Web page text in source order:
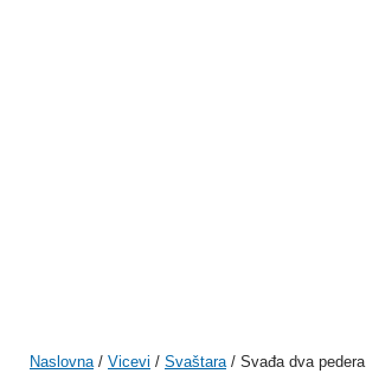
Naslovna/ Vicevi / Svaštara/ Svađa dva pedera